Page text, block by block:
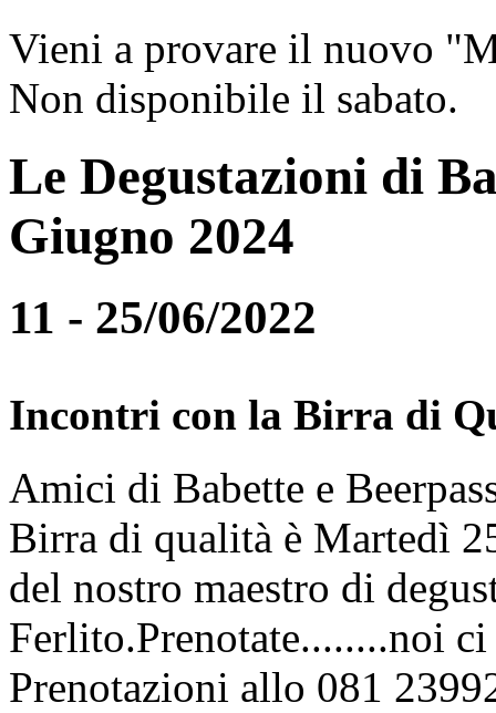
Vieni a provare il nuovo
Non disponibile il sabato.
Le Degustazioni di
Giugno 2024
11 - 25/06/2022
Incontri con la Birra di
Amici di Babette e
Birra di qualità è Martedì
del nostro maestro di
Ferlito.Prenotate........noi
Prenotazioni allo 081